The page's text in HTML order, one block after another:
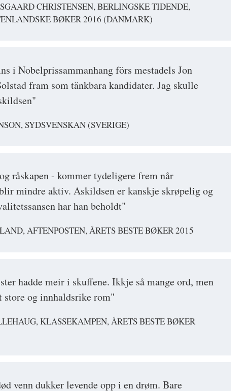
CHRISTENSEN, BERLINGSKE TIDENDE,
BØKER 2016 (DANMARK)
i Nobelprissammanhang förs mestadels Jon
fram som tänkbara kandidater. Jag skulle
SYDSVENSKAN (SVERIGE)
råskapen - kommer tydeligere frem når
mindre aktiv. Askildsen er kanskje skrøpelig og
har han beholdt"
AFTENPOSTEN, ÅRETS BESTE BØKER 2015
hadde meir i skuffene. Ikkje så mange ord, men
store og innhaldsrike rom"
KLASSEKAMPEN, ÅRETS BESTE BØKER
venn dukker levende opp i en drøm. Bare